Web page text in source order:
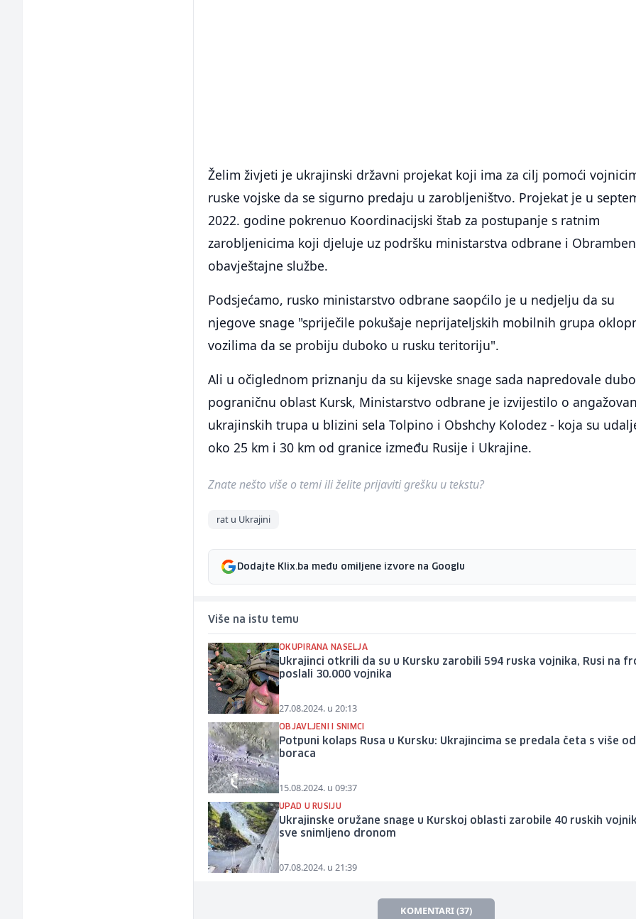
Želim živjeti je ukrajinski državni projekat koji ima za cilj pomoći
ruske vojske da se sigurno predaju u zarobljeništvo. Projekat je u
2022. godine pokrenuo Koordinacijski štab za postupanje s ratnim
zarobljenicima koji djeluje uz podršku ministarstva odbrane i
obavještajne službe.
Podsjećamo, rusko ministarstvo odbrane saopćilo je u nedjelju da su
njegove snage "spriječile pokušaje neprijateljskih mobilnih grupa
vozilima da se probiju duboko u rusku teritoriju".
Ali u očiglednom priznanju da su kijevske snage sada napredovale
pograničnu oblast Kursk, Ministarstvo odbrane je izvijestilo o
ukrajinskih trupa u blizini sela Tolpino i Obshchy Kolodez - koja su
oko 25 km i 30 km od granice između Rusije i Ukrajine.
Znate nešto više o temi ili želite prijaviti grešku u tekstu?
rat u Ukrajini
Dodajte Klix.ba među omiljene izvore na Googlu
Više na istu temu
OKUPIRANA NASELJA
Ukrajinci otkrili da su u Kursku zarobili 594 ruska vojnika, Rusi na
poslali 30.000 vojnika
27.08.2024. u 20:13
OBJAVLJENI I SNIMCI
Potpuni kolaps Rusa u Kursku: Ukrajincima se predala četa s više
boraca
15.08.2024. u 09:37
UPAD U RUSIJU
Ukrajinske oružane snage u Kurskoj oblasti zarobile 40 ruskih
sve snimljeno dronom
07.08.2024. u 21:39
KOMENTARI (37)